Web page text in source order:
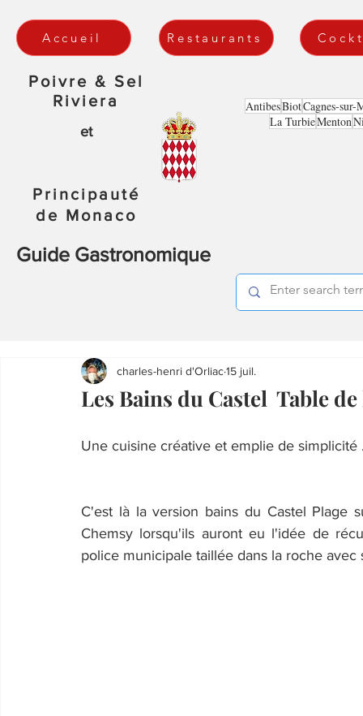
Accueil Restaurants
Poivre & Sel
Riviera
et
Principauté
de Monaco
Guide Gastronomique
AntibesBiotCagnes-sur-
La TurbieMenton
Les Bains du Castel Table
charles-henri d'Orliac15 juil.
Une cuisine créative et emplie de simplicité
C'est là la version bains du Castel Plage
Chemsy lorsqu'ils auront eu l'idée de
police municipale taillée dans la roche avec